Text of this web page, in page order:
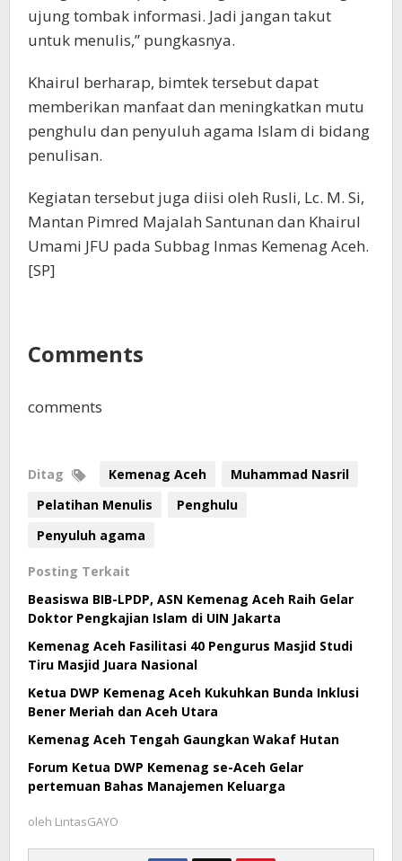
ujung tombak informasi. Jadi jangan takut
untuk menulis,” pungkasnya.
Khairul berharap, bimtek tersebut dapat
memberikan manfaat dan meningkatkan mutu
penghulu dan penyuluh agama Islam di bidang
penulisan.
Kegiatan tersebut juga diisi oleh Rusli, Lc. M. Si,
Mantan Pimred Majalah Santunan dan Khairul
Umami JFU pada Subbag Inmas Kemenag Aceh.
[SP]
Comments
comments
Ditag Kemenag Aceh
Muhammad Nasril
Pelatihan Menulis
Penghulu
Penyuluh agama
Posting Terkait
Beasiswa BIB-LPDP, ASN Kemenag Aceh Raih Gelar
Doktor Pengkajian Islam di UIN Jakarta
Kemenag Aceh Fasilitasi 40 Pengurus Masjid Studi
Tiru Masjid Juara Nasional
Ketua DWP Kemenag Aceh Kukuhkan Bunda Inklusi
Bener Meriah dan Aceh Utara
Kemenag Aceh Tengah Gaungkan Wakaf Hutan
Forum Ketua DWP Kemenag se-Aceh Gelar
pertemuan Bahas Manajemen Keluarga
oleh LintasGAYO